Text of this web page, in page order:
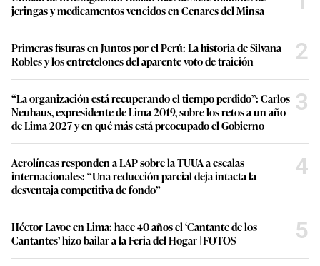
jeringas y medicamentos vencidos en Cenares del Minsa
Primeras fisuras en Juntos por el Perú: La historia de Silvana
Robles y los entretelones del aparente voto de traición
2
“La organización está recuperando el tiempo perdido”: Carlos
Neuhaus, expresidente de Lima 2019, sobre los retos a un año
de Lima 2027 y en qué más está preocupado el Gobierno
3
Aerolíneas responden a LAP sobre la TUUA a escalas
internacionales: “Una reducción parcial deja intacta la
desventaja competitiva de fondo”
4
Héctor Lavoe en Lima: hace 40 años el ‘Cantante de los
Cantantes’ hizo bailar a la Feria del Hogar | FOTOS
5